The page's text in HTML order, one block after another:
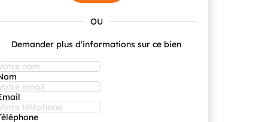
Demander plus d'informations sur ce bien